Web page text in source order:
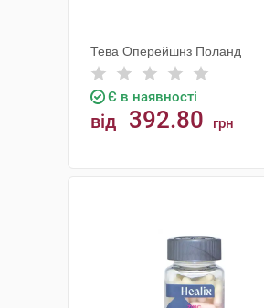
Тева Оперейшнз Поланд
Є в наявності
від 392.80 грн